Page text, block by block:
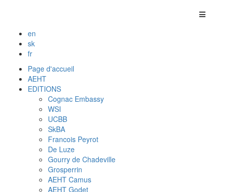
en
sk
fr
Page d'accueil
AEHT
EDITIONS
Cognac Embassy
WSI
UCBB
SkBA
Francois Peyrot
De Luze
Gourry de Chadeville
Grosperrin
AEHT Camus
AEHT Godet